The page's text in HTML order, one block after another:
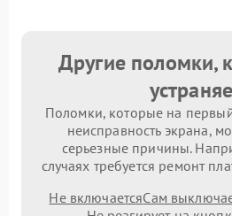
Другие поломки,
Поломки, которые на
неисправность экрана,
серьезные причины.
случаях требуется ремонт
Не включаетсяСам